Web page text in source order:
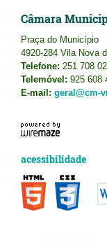
Câmara
Praça do Município
4920-284 Vila Nova
Telefone: 251 708
Telemóvel: 925 608
E-mail: geral@cm-
acessibilidade